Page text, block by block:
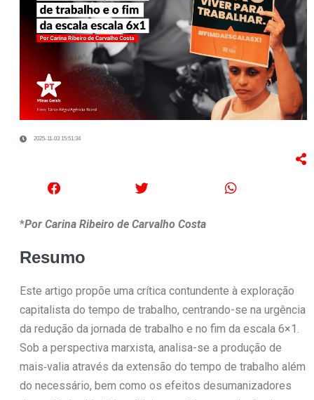
2025-11-03 15:51:34
*Por Carina Ribeiro de Carvalho Costa
Resumo
Este artigo propõe uma crítica contundente à exploração
capitalista do tempo de trabalho, centrando-se na urgência
da redução da jornada de trabalho e no fim da escala 6×1.
Sob a perspectiva marxista, analisa-se a produção de
mais‑valia através da extensão do tempo de trabalho além
do necessário, bem como os efeitos desumanizadores